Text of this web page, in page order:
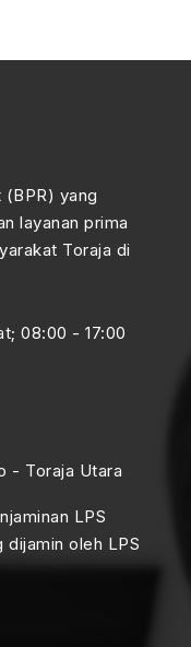
yang
layanan prima
Toraja di
08:00 - 17:00
- Toraja Utara
LPS
dijamin oleh LPS